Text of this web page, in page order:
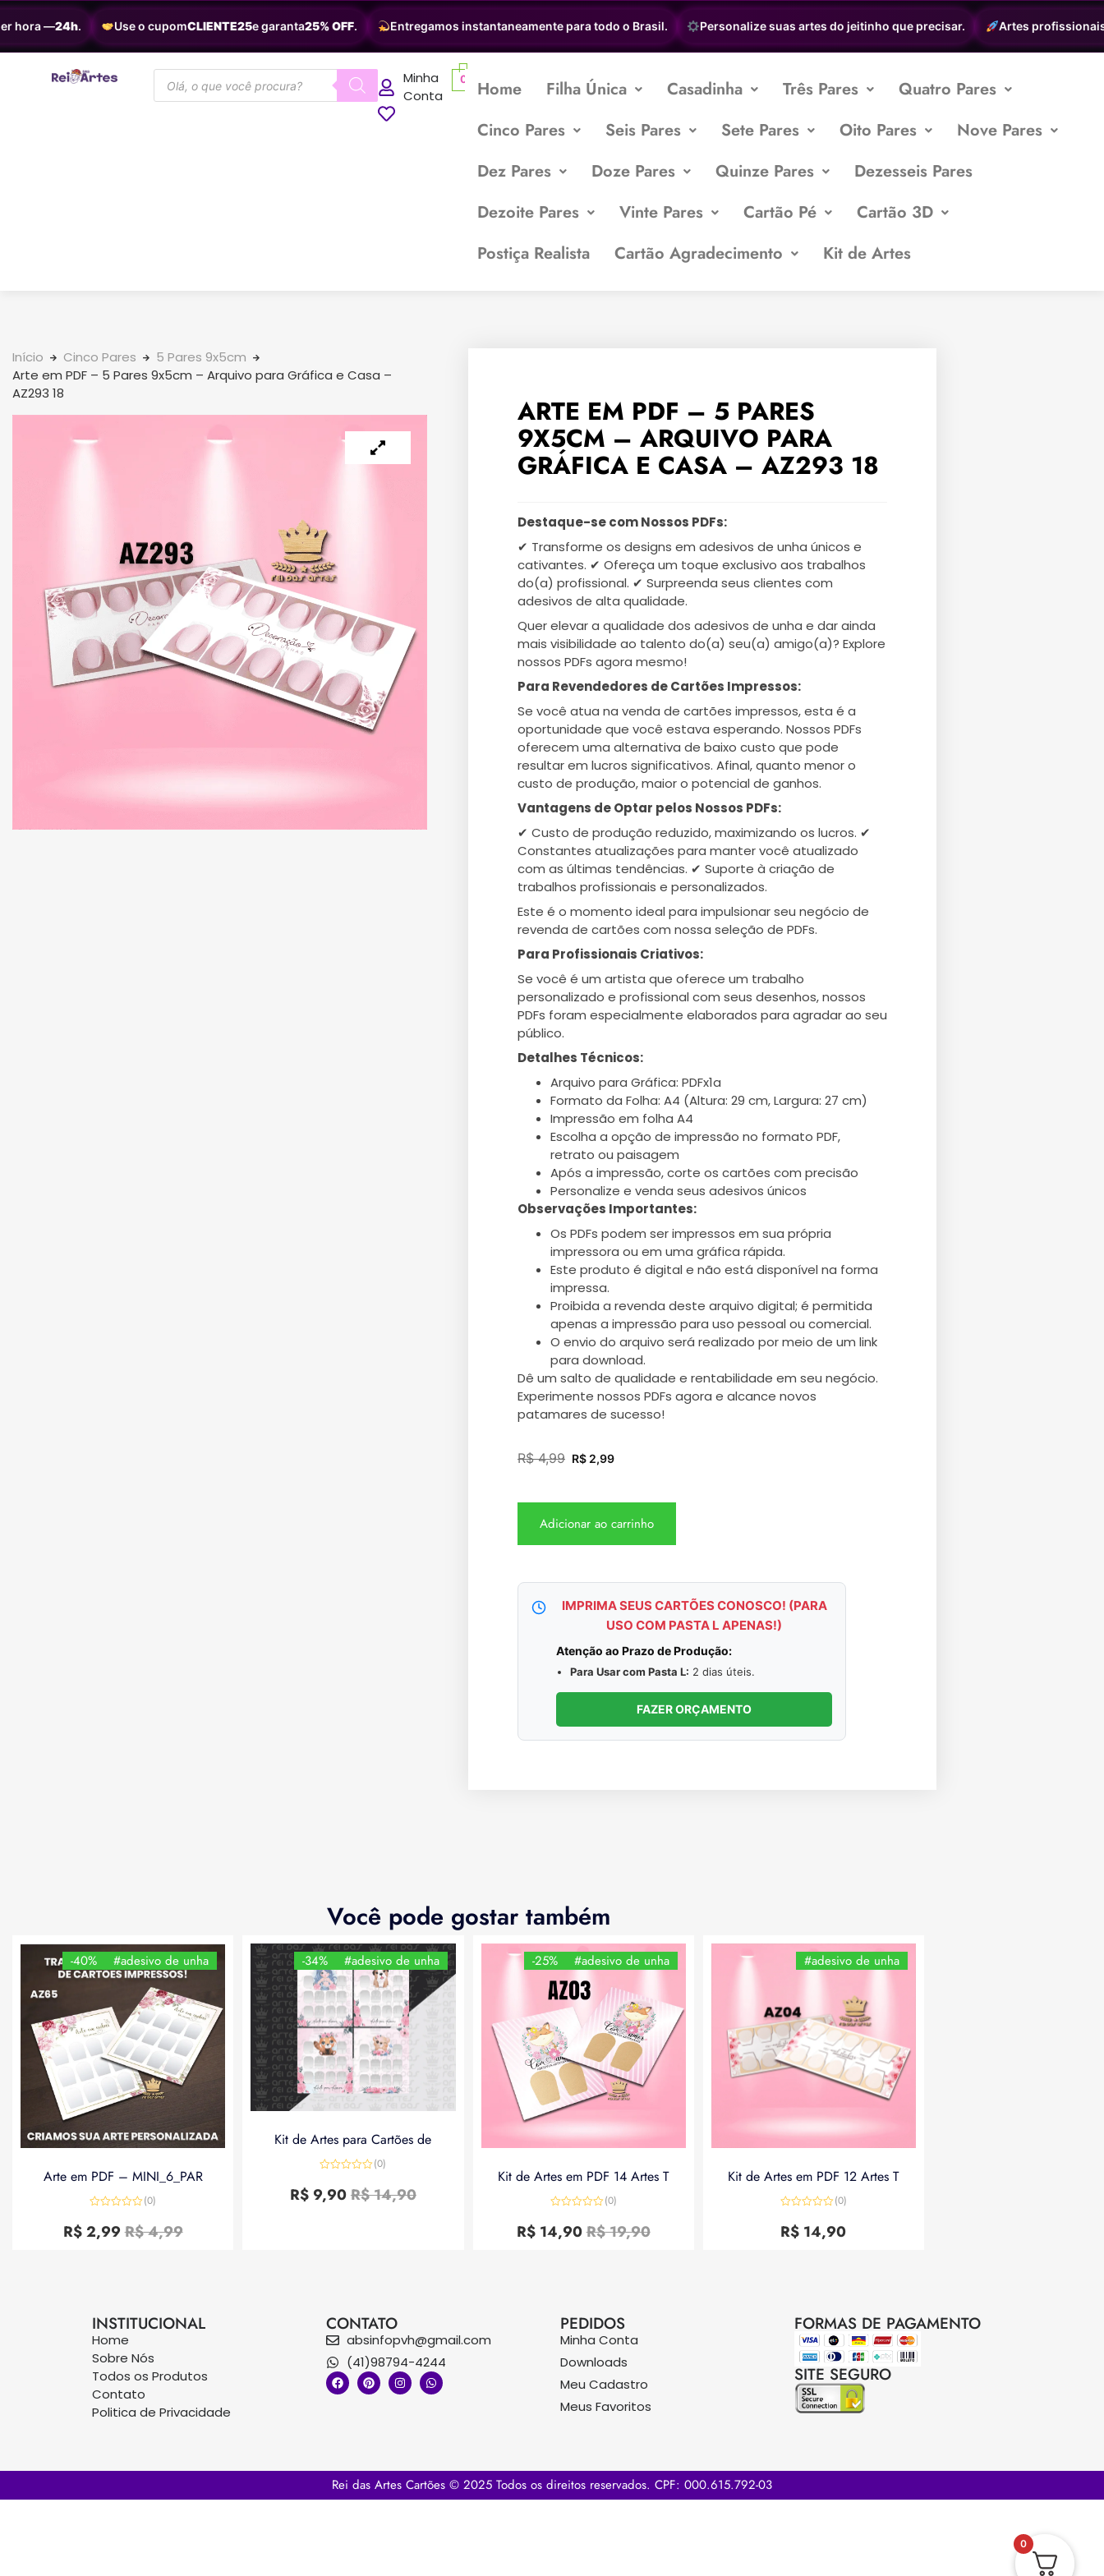
—24h. Use o cupomCLIENTE25e garanta25% OFF. Entregamos instantaneamente para todo o Brasil. Personalize suas artes do jeitinho que precisar. Artes profissionais a
Minha
Conta
0 Home Filha Única Casadinha Três Pares
Quatro Pares
Cinco Pares
Seis Pares Sete Pares Oito Pares
Nove Pares
Dez Pares
Doze Pares Quinze Pares
Dezesseis Pares
Dezoite Pares
Vinte Pares Cartão Pé
Cartão 3D
Postiça Realista
Cartão Agradecimento Kit de Artes
Início Cinco Pares
5 Pares 9x5cm
Arte em PDF – 5 Pares 9x5cm – Arquivo para Gráfica e Casa –
AZ293 18
ARTE EM PDF – 5 PARES
9X5CM – ARQUIVO PARA
GRÁFICA E CASA – AZ293 18
Destaque-se com Nossos PDFs:
✔ Transforme os designs em adesivos de unha únicos e
cativantes. ✔ Ofereça um toque exclusivo aos trabalhos
do(a) profissional. ✔ Surpreenda seus clientes com
adesivos de alta qualidade.
Quer elevar a qualidade dos adesivos de unha e dar ainda
mais visibilidade ao talento do(a) seu(a) amigo(a)? Explore
nossos PDFs agora mesmo!
Para Revendedores de Cartões Impressos:
Se você atua na venda de cartões impressos, esta é a
oportunidade que você estava esperando. Nossos PDFs
oferecem uma alternativa de baixo custo que pode
resultar em lucros significativos. Afinal, quanto menor o
custo de produção, maior o potencial de ganhos.
Vantagens de Optar pelos Nossos PDFs:
✔ Custo de produção reduzido, maximizando os lucros. ✔
Constantes atualizações para manter você atualizado
com as últimas tendências. ✔ Suporte à criação de
trabalhos profissionais e personalizados.
Este é o momento ideal para impulsionar seu negócio de
revenda de cartões com nossa seleção de PDFs.
Para Profissionais Criativos:
Se você é um artista que oferece um trabalho
personalizado e profissional com seus desenhos, nossos
PDFs foram especialmente elaborados para agradar ao seu
público.
Detalhes Técnicos:
Arquivo para Gráfica: PDFx1a
Formato da Folha: A4 (Altura: 29 cm, Largura: 27 cm)
Impressão em folha A4
Escolha a opção de impressão no formato PDF,
retrato ou paisagem
Após a impressão, corte os cartões com precisão
Personalize e venda seus adesivos únicos
Observações Importantes:
Os PDFs podem ser impressos em sua própria
impressora ou em uma gráfica rápida.
Este produto é digital e não está disponível na forma
impressa.
Proibida a revenda deste arquivo digital; é permitida
apenas a impressão para uso pessoal ou comercial.
O envio do arquivo será realizado por meio de um link
para download.
Dê um salto de qualidade e rentabilidade em seu negócio.
Experimente nossos PDFs agora e alcance novos
patamares de sucesso!
R$4,99 R$ 2,99
Adicionar ao carrinho
IMPRIMA SEUS CARTÕES CONOSCO! (PARA
USO COM PASTA L APENAS!)
Atenção ao Prazo de Produção:
Para Usar com Pasta L: 2 dias úteis.
FAZER ORÇAMENTO
Você pode gostar também
-40% #adesivo de unha
Arte em PDF – MINI_6_PAR
0
de
(0)
R$4,99
R$2,99
-34% #adesivo de unha
Kit de Artes para Cartões de
0
de
(0)
R$14,90
R$9,90
-25% #adesivo de unha
Kit de Artes em PDF 14 Artes T
0
de
(0)
R$19,90
R$14,90
#adesivo de unha
Kit de Artes em PDF 12 Artes T
0
de
(0)
R$ 14,90
INSTITUCIONAL
Home
Sobre Nós
Todos os Produtos
Contato
Politica de Privacidade
CONTATO
absinfopvh@gmail.com
(41)98794-4244
PEDIDOS
Minha Conta
Downloads
Meu Cadastro
Meus Favoritos
FORMAS DE PAGAMENTO
SITE SEGURO
Rei das Artes Cartões © 2025 Todos os direitos reservados. CPF: 000.615.792-03
0